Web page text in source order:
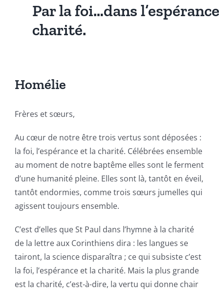
Par la foi…dans
charité.
Homélie
Frères et sœurs,
Au cœur de notre être trois vertus sont déposées :
la foi, l’espérance et la charité. Célébrées ensemble
au moment de notre baptême elles sont le ferment
d’une humanité pleine. Elles sont là, tantôt en éveil,
tantôt endormies, comme trois sœurs jumelles qui
agissent toujours ensemble.
C’est d’elles que St Paul dans l’hymne à la charité
de la lettre aux Corinthiens dira : les langues se
tairont, la science disparaîtra ; ce qui subsiste c’est
la foi, l’espérance et la charité. Mais la plus grande
est la charité, c’est-à-dire, la vertu qui donne chair